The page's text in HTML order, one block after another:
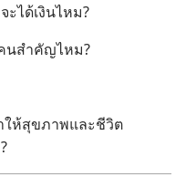
จะได้เงินไหม?
นสำคัญไหม?
ให้สุขภาพและชีวิต